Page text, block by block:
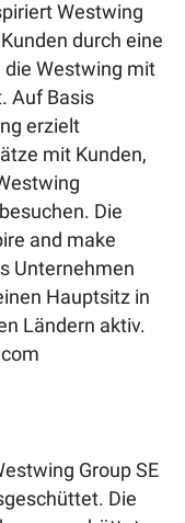
Westwing
durch eine
die Westwing mit
Auf Basis
erzielt
mit Kunden,
Die
and make
Unternehmen
Hauptsitz in
Ländern aktiv.
Group SE
Die